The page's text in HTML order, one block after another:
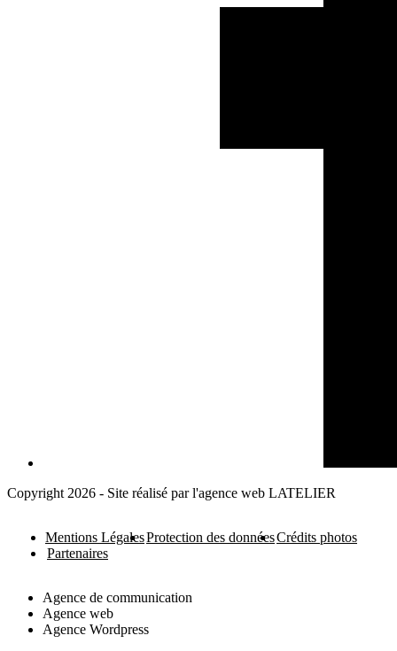
Copyright 2026 - Site réalisé par l'agence web LATELIER
Mentions LégalesProtection des donnéesCrédits photos
Partenaires
Agence de communication
Agence web
Agence Wordpress